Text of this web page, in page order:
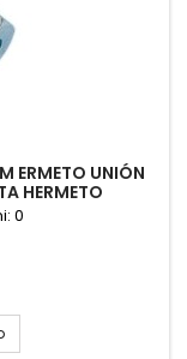
ERMETO UNIÓN
HERMETO
0